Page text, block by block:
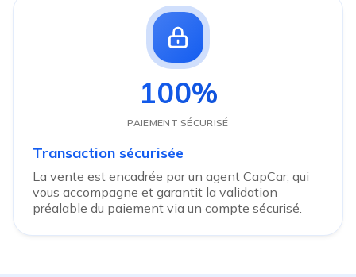
100%
PAIEMENT SÉCURISÉ
Transaction sécurisée
La vente est encadrée par un agent CapCar, qui
vous accompagne et garantit la validation
préalable du paiement via un compte sécurisé.